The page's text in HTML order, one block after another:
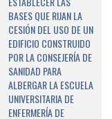
BASES QUE RIJAN LA
CESIÓN DEL USO DE UN
EDIFICIO CONSTRUIDO
POR LA CONSEJERÍA DE
SANIDAD PARA
ALBERGAR LA ESCUELA
UNIVERSITARIA DE
ENFERMERÍA DE